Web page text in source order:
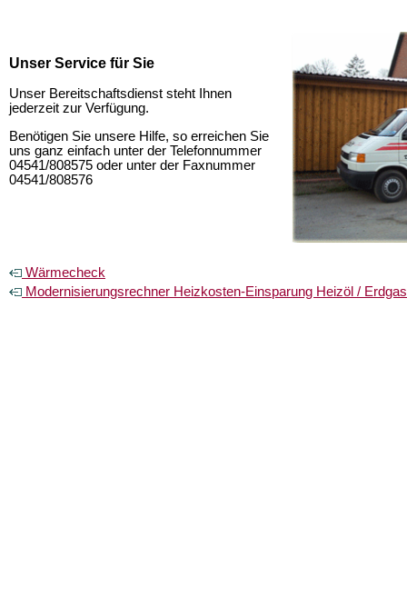
Unser Service für Sie
Unser Bereitschaftsdienst steht Ihnen
jederzeit zur Verfügung.
Benötigen Sie unsere Hilfe, so erreichen Sie
uns ganz einfach unter der Telefonnummer
04541/808575 oder unter der Faxnummer
04541/808576
Wärmecheck
Modernisierungsrechner Heizkosten-Einsparung Heizöl / Erdgas